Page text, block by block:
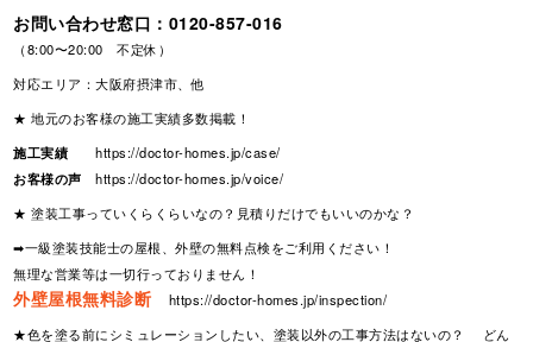
お問い合わせ窓口： 0120-857-016
（8:00〜20:00 不定休）
対応エリア：大阪府摂津市、他
★ 地元のお客様の施工実績多数掲載！
施工実績
https://doctor-homes.jp/case/
お客様の声
https://doctor-homes.jp/voice/
★ 塗装工事っていくらくらいなの？見積りだけでもいいのかな？
➡一級塗装技能士の屋根、外壁の無料点検をご利用ください！
無理な営業等は一切行っておりません！
外壁屋根無料診断
https://doctor-homes.jp/inspection/
★色を塗る前にシミュレーションしたい、塗装以外の工事方法はないの？ どん